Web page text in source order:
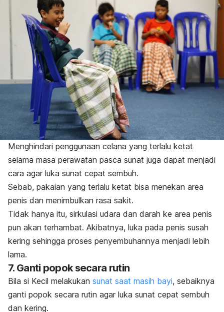
Menghindari penggunaan celana yang terlalu ketat
selama masa perawatan pasca sunat juga dapat menjadi
cara agar luka sunat cepat sembuh.
Sebab, pakaian yang terlalu ketat bisa menekan area
penis dan menimbulkan rasa sakit.
Tidak hanya itu, sirkulasi udara dan darah ke area penis
pun akan terhambat. Akibatnya, luka pada penis susah
kering sehingga proses penyembuhannya menjadi lebih
lama.
7. Ganti popok secara rutin
Bila si Kecil melakukan sunat saat masih bayi, sebaiknya
ganti popok secara rutin agar luka sunat cepat sembuh
dan kering.